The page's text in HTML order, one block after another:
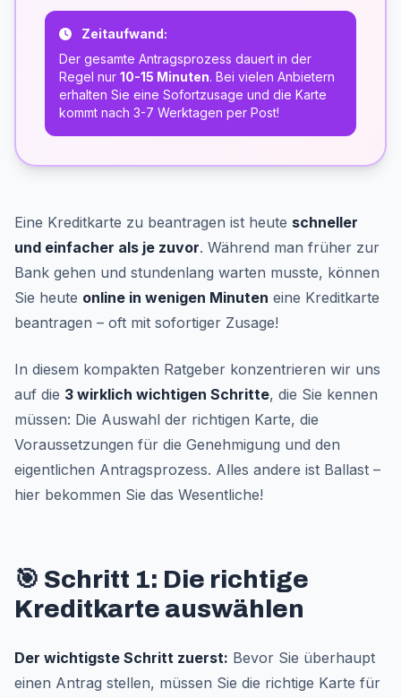
Zeitaufwand:
Der gesamte Antragsprozess dauert in der
Regel nur 10-15 Minuten. Bei vielen Anbietern
erhalten Sie eine Sofortzusage und die Karte
kommt nach 3-7 Werktagen per Post!
Eine Kreditkarte zu beantragen ist heute schneller
und einfacher als je zuvor. Während man früher zur
Bank gehen und stundenlang warten musste, können
Sie heute online in wenigen Minuten eine Kreditkarte
beantragen – oft mit sofortiger Zusage!
In diesem kompakten Ratgeber konzentrieren wir uns
auf die 3 wirklich wichtigen Schritte, die Sie kennen
müssen: Die Auswahl der richtigen Karte, die
Voraussetzungen für die Genehmigung und den
eigentlichen Antragsprozess. Alles andere ist Ballast –
hier bekommen Sie das Wesentliche!
🎯 Schritt 1: Die richtige
Kreditkarte auswählen
Der wichtigste Schritt zuerst: Bevor Sie überhaupt
einen Antrag stellen, müssen Sie die richtige Karte für